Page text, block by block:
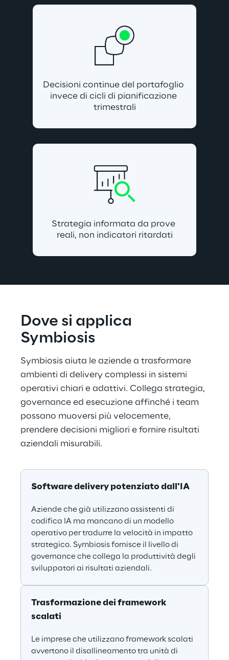
Decisioni continue del portafoglio
invece di cicli di pianificazione
trimestrali
Strategia informata da prove
reali, non indicatori ritardati
Dove si applica
Symbiosis
Symbiosis aiuta le aziende a trasformare
ambienti di delivery complessi in sistemi
operativi chiari e adattivi. Collega strategia,
governance ed esecuzione affinché i team
possano muoversi più velocemente,
prendere decisioni migliori e fornire risultati
aziendali misurabili.
Software delivery potenziato dall'IA
Aziende che già utilizzano assistenti di
codifica IA ma mancano di un modello
operativo per tradurre la velocità in impatto
strategico. Symbiosis fornisce il livello di
governance che collega la produttività degli
sviluppatori ai risultati aziendali.
Trasformazione dei framework
scalati
Le imprese che utilizzano framework scalati
avvertono il disallineamento tra unità di